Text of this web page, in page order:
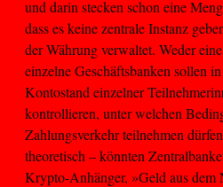
und darin stecken schon eine
dass es keine zentrale Instanz
der Währung verwaltet. Weder
einzelne Geschäftsbanken sollen
Kontostand einzelner
kontrollieren, unter welchen
Zahlungsverkehr teilnehmen
theoretisch – könnten
Krypto-Anhänger, »Geld aus dem